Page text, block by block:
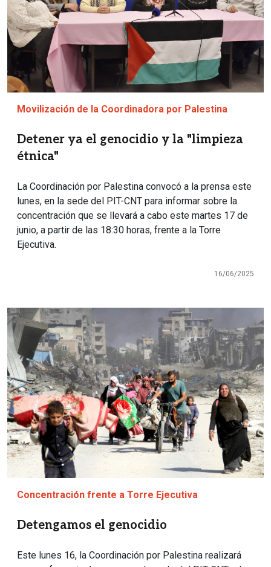
Movilización de la Coordinadora por Palestina
Detener ya el genocidio y la "limpieza
étnica"
La Coordinación por Palestina convocó a la prensa este
lunes, en la sede del PIT-CNT para informar sobre la
concentración que se llevará a cabo este martes 17 de
junio, a partir de las 18:30 horas, frente a la Torre
Ejecutiva.
16/06/2025
Imagen
Concentración frente a Torre Ejecutiva
Detengamos el genocidio
Este lunes 16, la Coordinación por Palestina realizará